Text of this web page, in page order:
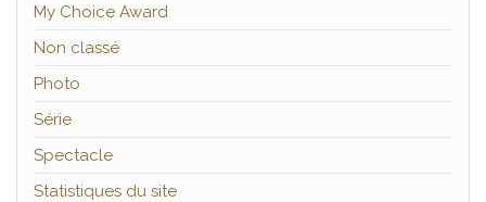
My Choice Award
Non classé
Photo
Série
Spectacle
Statistiques du site